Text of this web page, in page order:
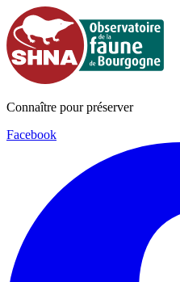
Connaître pour préserver
Facebook